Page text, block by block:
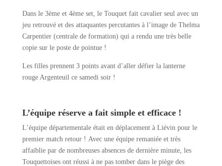
Dans le 3ème et 4ème set, le Touquet fait cavalier seul avec un
jeu retrouvé et des attaquantes percutantes à l’image de Thelma
Carpentier (centrale de formation) qui a rendu une très belle
copie sur le poste de pointue !
Les filles prennent 3 points avant d’aller défier la lanterne
rouge Argenteuil ce samedi soir !
L’équipe réserve a fait simple et efficace !
L’équipe départementale était en déplacement à Liévin pour le
premier match retour ! Avec une équipe remaniée et très
affaiblie par de nombreuses absences de dernière minute, les
Touquettoises ont réussi à ne pas tomber dans le piège des